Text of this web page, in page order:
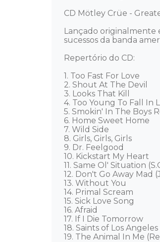
CD Mötley Crüe -
Lançado originalmente
sucessos da banda
Repertório do CD:
1. Too Fast For Love
2. Shout At The Devil
3. Looks That Kill
4. Too Young To Fall In
5. Smokin' In The Boys
6. Home Sweet Home
7. Wild Side
8. Girls, Girls, Girls
9. Dr. Feelgood
10. Kickstart My Heart
11. Same Ol' Situation
12. Don't Go Away Mad
13. Without You
14. Primal Scream
15. Sick Love Song
16. Afraid
17. If I Die Tomorrow
18. Saints of Los Angeles
19. The Animal In Me